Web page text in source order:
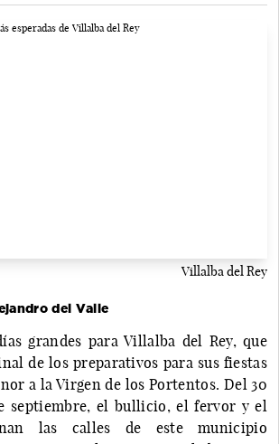
Villalba del Rey
del Valle
grandes para Villalba del Rey, que
de los preparativos para sus fiestas
a la Virgen de los Portentos. Del 30
septiembre, el bullicio, el fervor y el
las calles de este municipio